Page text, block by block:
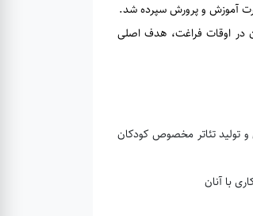
در اوقات فراغت، هدف اصلی
و تولید تئاتر مخصوص کودکان
با آنان